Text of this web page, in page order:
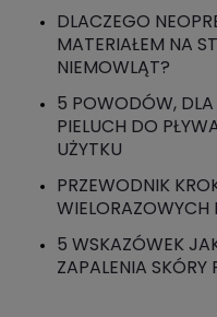
DLACZEGO
MATERIAŁEM NA
NIEMOWLĄT?
5 POWODÓW,
PIELUCH DO
UŻYTKU
PRZEWODNIK
WIELORAZOWYCH
5 WSKAZÓWEK
ZAPALENIA